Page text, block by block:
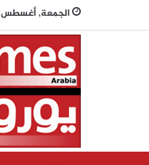
الجمعة, أغسطس 7 2026